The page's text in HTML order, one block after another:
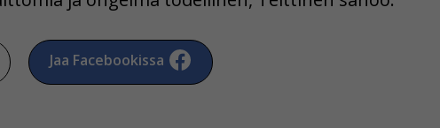
Jaa Facebookissa